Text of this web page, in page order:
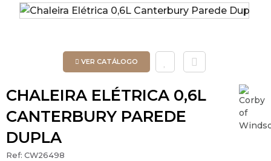
VER CATÁLOGO
CHALEIRA ELÉTRICA 0,6L
CANTERBURY PAREDE
DUPLA
Ref: CW26498